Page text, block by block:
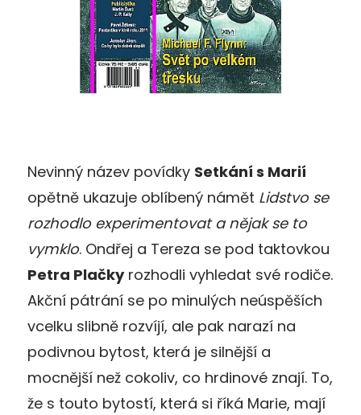
Nevinný název povídky Setkání s Marií
opětně ukazuje oblíbený námět Lidstvo se
rozhodlo experimentovat a nějak se to
vymklo. Ondřej a Tereza se pod taktovkou
Petra Plačkyrozhodli vyhledat své rodiče.
Akční pátrání se po minulých neúspěších
vcelku slibně rozvíjí, ale pak narazí na
podivnou bytost, která je silnější a
mocnější než cokoliv, co hrdinové znají. To,
že s touto bytostí, která si říká Marie, mají